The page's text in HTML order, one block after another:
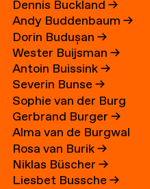
Dennis Buckland→
Andy Buddenbaum→
Dorin Budușan→
Wester Buijsman→
Antoin Buissink→
Severin Bunse→
Sophie van der Burg
Gerbrand Burger→
Alma van de Burgwal
Rosa van Burik→
Niklas Büscher→
Liesbet Bussche→